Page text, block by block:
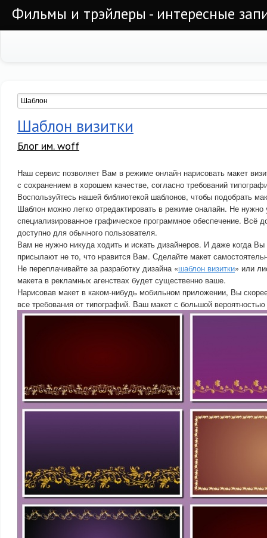
Фильмы и трэйлеры - интересные
Шаблон визитки
Блог им. woff
Наш сервис позволяет Вам в режиме онлайн нарисовать макет
с сохранением в хорошем качестве, согласно требований
Воспользуйтесь нашей библиотекой шаблонов, чтобы подобрать
Шаблон можно легко отредактировать в режиме оналайн. Не нужно
специализированное графическое программное обеспечение. Всё
доступно для обычного пользователя.
Вам не нужно никуда ходить и искать дизайнеров. И даже когда Вы
присылают не то, что нравится Вам. Сделайте макет
Не переплачивайте за разработку дизайна «шаблон визитки» или
макета в рекламных агенствах будет существенно ваше.
Нарисовав макет в каком-нибудь мобильном приложении, Вы
все требования от типографий. Ваш макет с большой